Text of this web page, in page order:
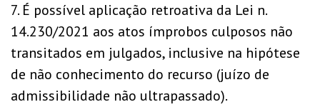
7. É possível aplicação retroativa da Lei n.
14.230/2021 aos atos ímprobos culposos não
transitados em julgados, inclusive na hipótese
de não conhecimento do recurso (juízo de
admissibilidade não ultrapassado).